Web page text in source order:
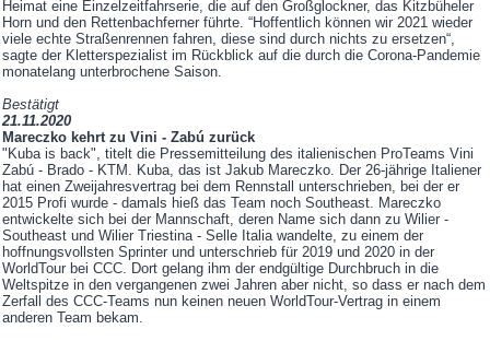
Heimat eine Einzelzeitfahrserie, die auf den Großglockner, das Kitzbüheler
Horn und den Rettenbachferner führte. “Hoffentlich können wir 2021 wieder
viele echte Straßenrennen fahren, diese sind durch nichts zu ersetzen“,
sagte der Kletterspezialist im Rückblick auf die durch die Corona-Pandemie
monatelang unterbrochene Saison.
Bestätigt
21.11.2020
Mareczko kehrt zu Vini - Zabú zurück
"Kuba is back", titelt die Pressemitteilung des italienischen ProTeams Vini
Zabú - Brado - KTM. Kuba, das ist Jakub Mareczko. Der 26-jährige Italiener
hat einen Zweijahresvertrag bei dem Rennstall unterschrieben, bei der er
2015 Profi wurde - damals hieß das Team noch Southeast. Mareczko
entwickelte sich bei der Mannschaft, deren Name sich dann zu Wilier -
Southeast und Wilier Triestina - Selle Italia wandelte, zu einem der
hoffnungsvollsten Sprinter und unterschrieb für 2019 und 2020 in der
WorldTour bei CCC. Dort gelang ihm der endgültige Durchbruch in die
Weltspitze in den vergangenen zwei Jahren aber nicht, so dass er nach dem
Zerfall des CCC-Teams nun keinen neuen WorldTour-Vertrag in einem
anderen Team bekam.